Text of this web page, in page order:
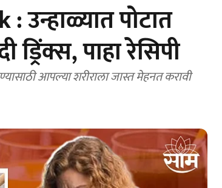
पोटात
ड्रिंक्स, पाहा रेसिपी
आपल्या शरीराला जास्त मेहनत करावी